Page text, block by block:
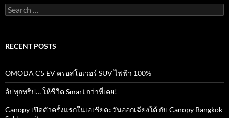
Search
for:
RECENT POSTS
OMODA C5 EV ครอสโอเวอร์ SUV ไฟฟ้า 100%
อัปทุกทริป… ให้ชีวิต Smart กว่าที่เคย!
Canopy เปิดตัวครั้งแรกในเอเชียตะวันออกเฉียงใต้ กับ Canopy Bangkok